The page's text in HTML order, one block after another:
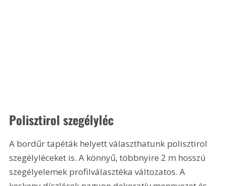
Polisztirol szegélyléc
A bordűr tapéták helyett választhatunk polisztirol
szegélyléceket is. A könnyű, többnyire 2 m hosszú
szegélyelemek profilválasztéka változatos. A